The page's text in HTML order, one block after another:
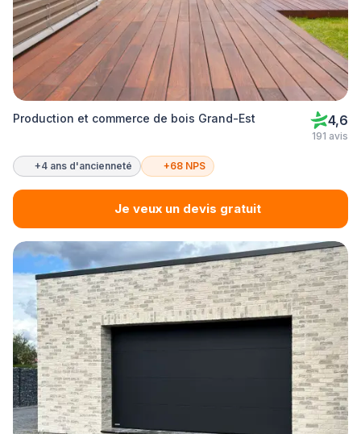
Production et commerce de bois Grand-Est 4,6
191 avis
+4 ans d'ancienneté +68 NPS
Je veux un devis gratuit